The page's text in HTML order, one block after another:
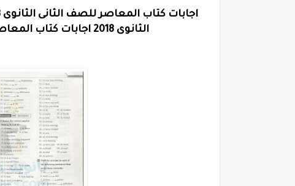
الثانوى 2018 اجابات كتاب المعاصر انجليزى للصف الثالث الاعدادى 2018